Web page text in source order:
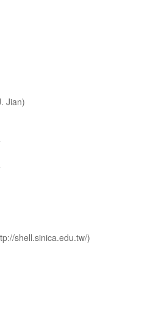
Jian)
shell.sinica.edu.tw/)